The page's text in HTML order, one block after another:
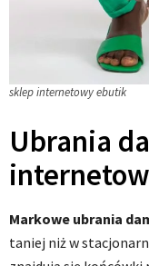
sklep internetowy ebutik
Ubrania
Markowe ubrania
taniej niż w